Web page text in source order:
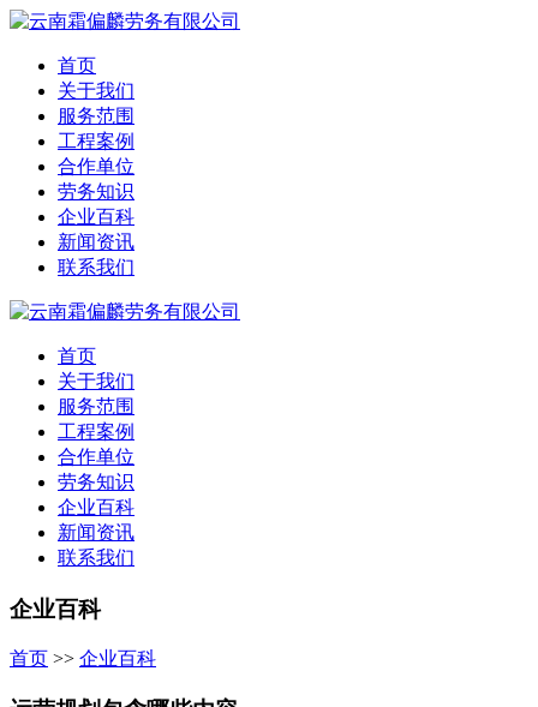
首页
关于我们
服务范围
工程案例
合作单位
劳务知识
企业百科
新闻资讯
联系我们
首页
关于我们
服务范围
工程案例
合作单位
劳务知识
企业百科
新闻资讯
联系我们
企业百科
首页 >> 企业百科